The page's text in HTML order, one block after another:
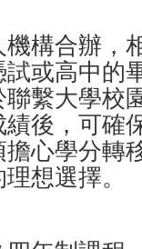
構合辦，
或高中的
繫大學校
後，可確
心學分轉
想選擇。